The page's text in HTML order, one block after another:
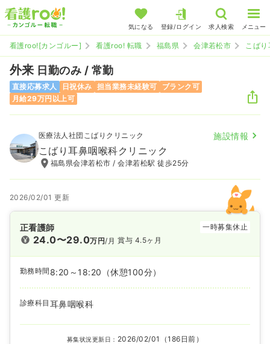
気になる 登録/ログイン 求人検索 メニュー
看護roo![カンゴルー] 看護roo! 転職 福島県 会津若松市 こば
外来 日勤のみ / 常勤
直接応募求人 日祝休み 担当業務未経験可
ブランク可
月給29万円以上可
医療法人社団こばりクリニック 施設情報
こばり耳鼻咽喉科クリニック
福島県会津若松市 / 会津若松駅 徒歩25分
2026/02/01 更新
正看護師 一時募集休止
24.0〜29.0万円/月 賞与 4.5ヶ月
勤務時間 8:20～18:20 （休憩100分）
診療科目 耳鼻咽喉科
募集状況更新日： 2026/02/01（186日前）